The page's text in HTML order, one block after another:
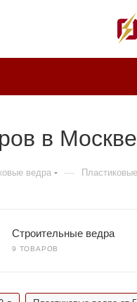
в Москве
ведра —
Строительные ведра
9 ТОВАРОВ